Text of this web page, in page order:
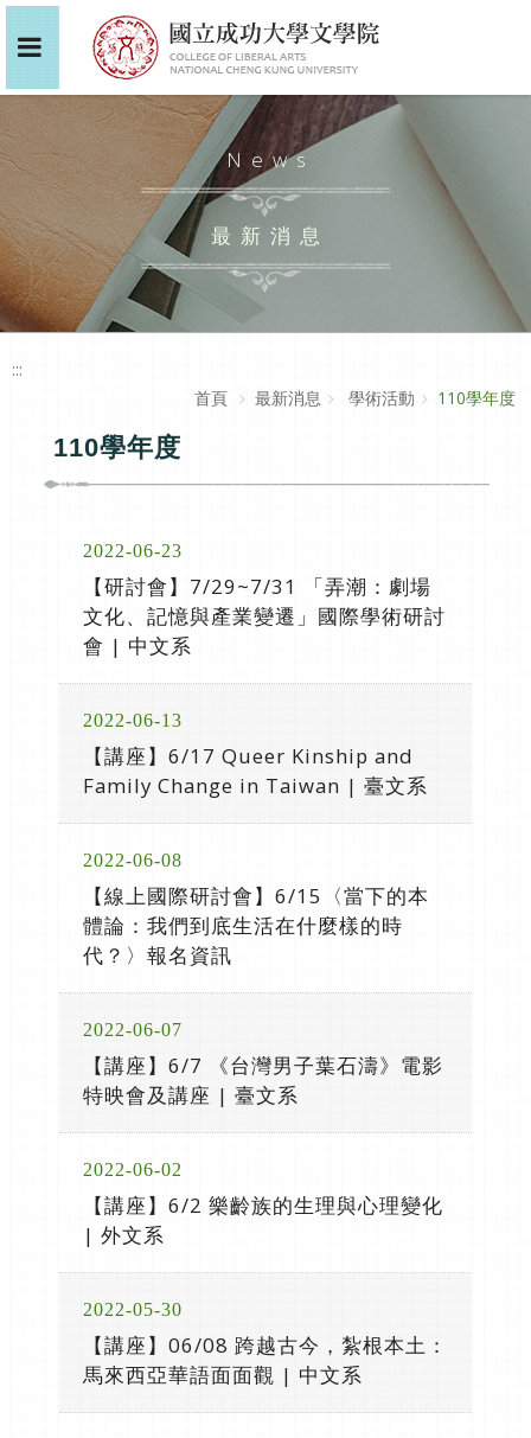
News
最新消息
:::
首頁
最新消息 學術活動 110學年度
110學年度
2022-06-23
【研討會】7/29~7/31 「弄潮：劇場
文化、記憶與產業變遷」國際學術研討
會 | 中文系
2022-06-13
【講座】6/17 Queer Kinship and
Family Change in Taiwan | 臺文系
2022-06-08
【線上國際研討會】6/15〈當下的本
體論：我們到底生活在什麼樣的時
代？〉報名資訊
2022-06-07
【講座】6/7 《台灣男子葉石濤》電影
特映會及講座 | 臺文系
2022-06-02
【講座】6/2 樂齡族的生理與心理變化
| 外文系
2022-05-30
【講座】06/08 跨越古今，紮根本土：
馬來西亞華語面面觀 | 中文系